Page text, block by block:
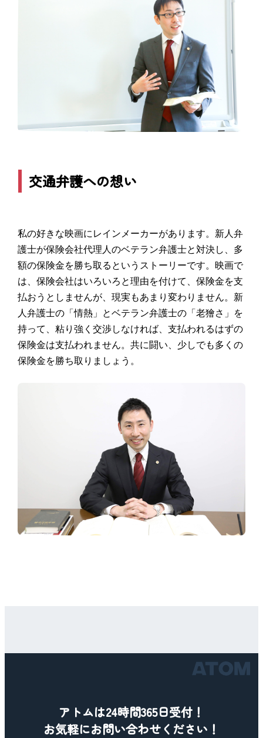
交通弁護への想い
私の好きな映画にレインメーカーがあります。新人弁
護士が保険会社代理人のベテラン弁護士と対決し、多
額の保険金を勝ち取るというストーリーです。映画で
は、保険会社はいろいろと理由を付けて、保険金を支
払おうとしませんが、現実もあまり変わりません。新
人弁護士の「情熱」とベテラン弁護士の「老獪さ」を
持って、粘り強く交渉しなければ、支払われるはずの
保険金は支払われません。共に闘い、少しでも多くの
保険金を勝ち取りましょう。
アトムは24時間365日受付！
お気軽にお問い合わせください！